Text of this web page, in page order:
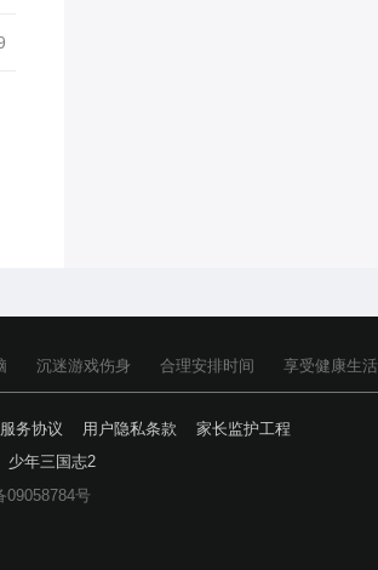
沉迷游戏伤身 合理安排时间 享受健康生活
务协议 用户隐私条款
家长监护工程
少年三国志2
09058784号